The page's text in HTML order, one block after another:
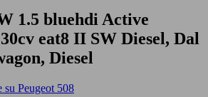
1.5 bluehdi Active
eat8 II SW Diesel, Dal
Diesel
Peugeot 508